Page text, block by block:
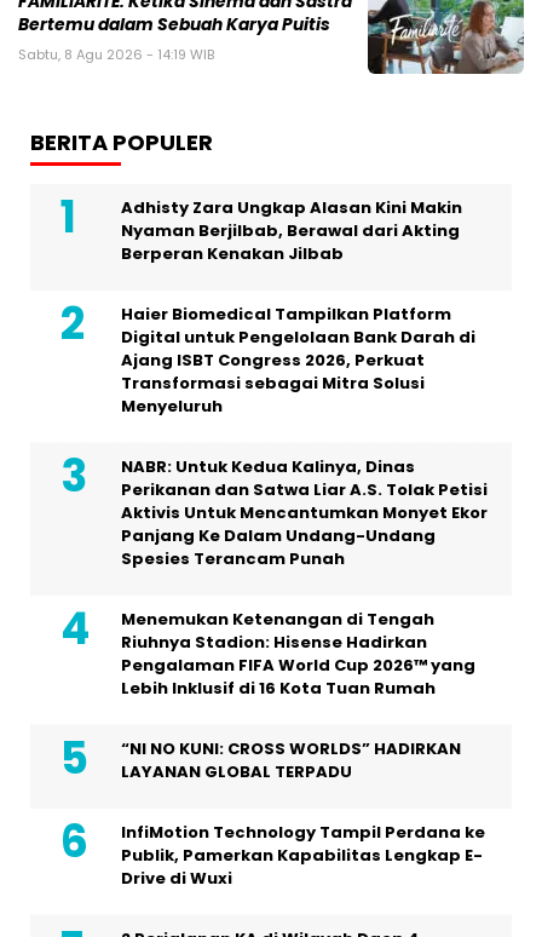
Bertemu dalam Sebuah Karya Puitis
Sabtu, 8 Agu 2026 - 14:19 WIB
BERITA POPULER
Adhisty Zara Ungkap Alasan Kini Makin
Nyaman Berjilbab, Berawal dari Akting
Berperan Kenakan Jilbab
Haier Biomedical Tampilkan Platform
Digital untuk Pengelolaan Bank Darah di
Ajang ISBT Congress 2026, Perkuat
Transformasi sebagai Mitra Solusi
Menyeluruh
NABR: Untuk Kedua Kalinya, Dinas
Perikanan dan Satwa Liar A.S. Tolak Petisi
Aktivis Untuk Mencantumkan Monyet Ekor
Panjang Ke Dalam Undang-Undang
Spesies Terancam Punah
Menemukan Ketenangan di Tengah
Riuhnya Stadion: Hisense Hadirkan
Pengalaman FIFA World Cup 2026™ yang
Lebih Inklusif di 16 Kota Tuan Rumah
“NI NO KUNI: CROSS WORLDS” HADIRKAN
LAYANAN GLOBAL TERPADU
InfiMotion Technology Tampil Perdana ke
Publik, Pamerkan Kapabilitas Lengkap E-
Drive di Wuxi